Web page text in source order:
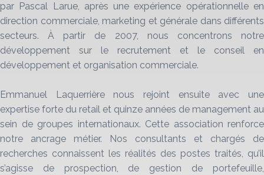
par Pascal Larue, après une expérience opérationnelle en
direction commerciale, marketing et générale dans différents
secteurs. À partir de 2007, nous concentrons notre
développement sur le recrutement et le conseil en
développement et organisation commerciale.
Emmanuel Laquerrière nous rejoint ensuite avec une
expertise forte du retail et quinze années de management au
sein de groupes internationaux. Cette association renforce
notre ancrage métier. Nos consultants et chargés de
recherches connaissent les réalités des postes traités, qu’il
s’agisse de prospection, de gestion de portefeuille,